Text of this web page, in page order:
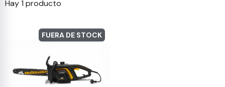
Hay 1 producto
FUERA DE STOCK